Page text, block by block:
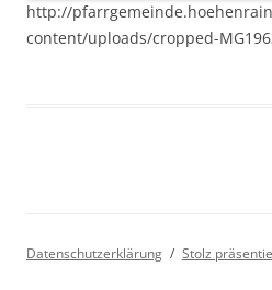
http://
content/uploads/cropped-
Datenschutzerklärung Stolz